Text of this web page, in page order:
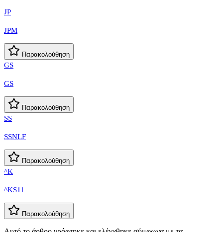
JP
JPM
Παρακολούθηση
GS
GS
Παρακολούθηση
SS
SSNLF
Παρακολούθηση
^K
^KS11
Παρακολούθηση